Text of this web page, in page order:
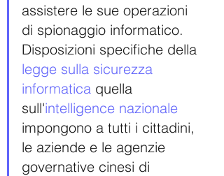
assistere le sue operazioni
di spionaggio informatico.
Disposizioni specifiche della
legge sulla sicurezza
informatica quella
sull'intelligence nazionale
impongono a tutti i cittadini,
le aziende e le agenzie
governative cinesi di